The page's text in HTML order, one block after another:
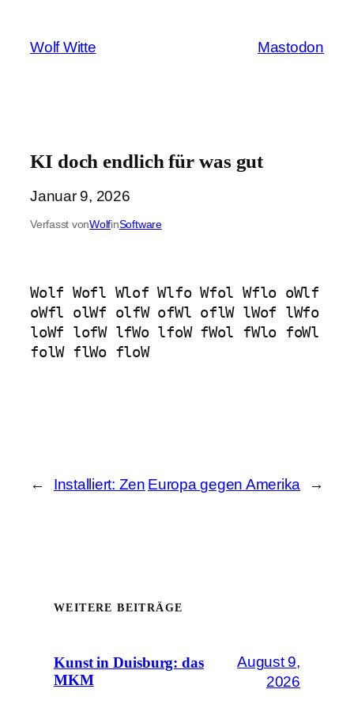
springen
Wolf Witte Mastodon
KI doch endlich für was gut
Januar 9, 2026
Verfasst vonWolfinSoftware
Wolf Wofl Wlof Wlfo Wfol Wflo oWlf
oWfl olWf olfW ofWl oflW lWof lWfo
loWf lofW lfWo lfoW fWol fWlo foWl
folW flWo floW
← Installiert: Zen Europa gegen Amerika →
WEITERE BEITRÄGE
Kunst in Duisburg: das
MKM
August 9,
2026